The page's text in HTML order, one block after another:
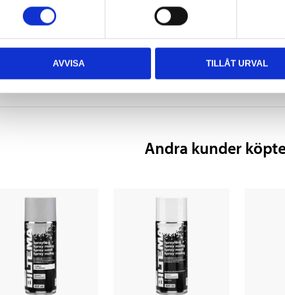
AVVISA TILLÅT URVAL
och övriga dokument
Andra kunder